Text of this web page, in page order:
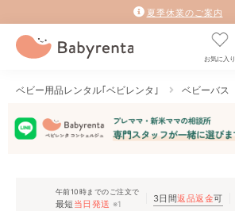
夏季休業のご案内
お気に入り
ベビー用品レンタル｢ベビレンタ｣ ベビーバス
午前10時までのご注文で
最短 当日発送 ※1 3日間返品返金可